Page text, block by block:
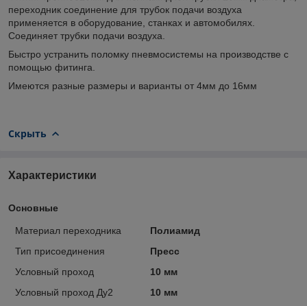
переходник соединение для трубок подачи воздуха
применяется в оборудование, станках и автомобилях.
Соединяет трубки подачи воздуха.
Быстро устранить поломку пневмосистемы на производстве с
помощью фитинга.
Имеются разные размеры и варианты от 4мм до 16мм
Скрыть
Характеристики
Основные
Материал переходника
Полиамид
Тип присоединения
Пресс
Условный проход
10 мм
Условный проход Ду2
10 мм